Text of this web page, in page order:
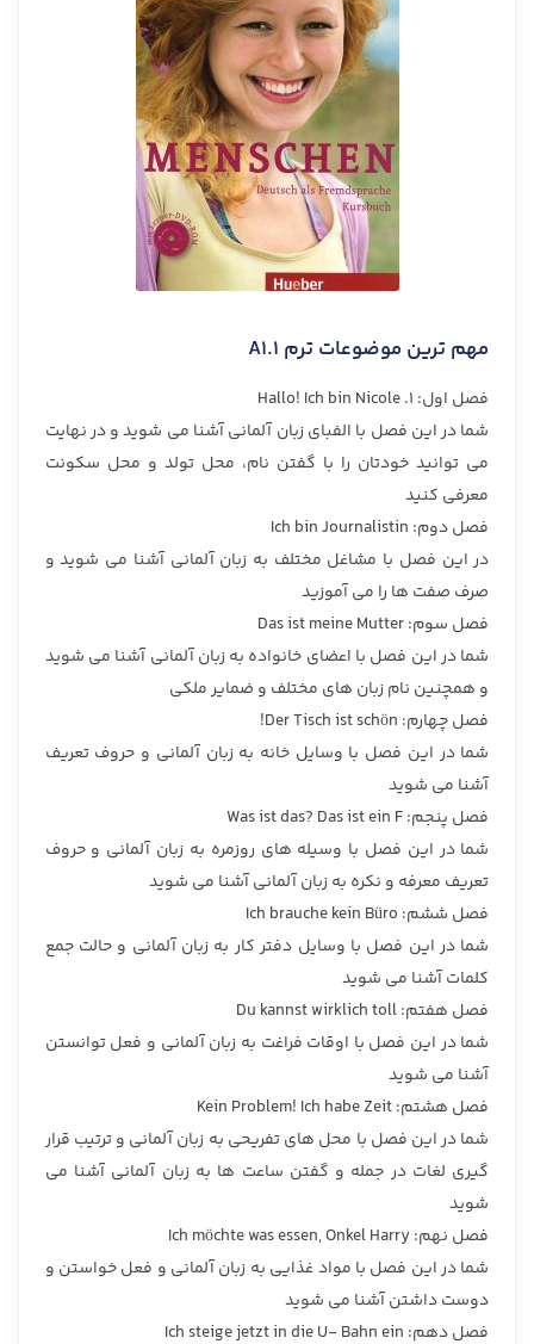
مهم ترین موضوعات ترم A1.1
فصل اول: 1. Hallo! Ich bin Nicole
شما در این فصل با الفبای زبان آلمانی آشنا می شوید و در نهایت
می توانید خودتان را با گفتن نام، محل تولد و محل سکونت
معرفی کنید
فصل دوم: Ich bin Journalistin
در این فصل با مشاغل مختلف به زبان آلمانی آشنا می شوید و
صرف صفت ها را می آموزید
فصل سوم: Das ist meine Mutter
شما در این فصل با اعضای خانواده به زبان آلمانی آشنا می شوید
و همچنین نام زبان های مختلف و ضمایر ملکی
فصل چهارم: Der Tisch ist schön!
شما در این فصل با وسایل خانه به زبان آلمانی و حروف تعریف
آشنا می شوید
فصل پنجم: Was ist das? Das ist ein F
شما در این فصل با وسیله های روزمره به زبان آلمانی و حروف
تعریف معرفه و نکره به زبان آلمانی آشنا می شوید
فصل ششم: Ich brauche kein Büro
شما در این فصل با وسایل دفتر کار به زبان آلمانی و حالت جمع
کلمات آشنا می شوید
فصل هفتم: Du kannst wirklich toll
شما در این فصل با اوقات فراغت به زبان آلمانی و فعل توانستن
آشنا می شوید
فصل هشتم: Kein Problem! Ich habe Zeit
شما در این فصل با محل های تفریحی به زبان آلمانی و ترتیب قرار
گیری لغات در جمله و گفتن ساعت ها به زبان آلمانی آشنا می
شوید
فصل نهم: Ich möchte was essen, Onkel Harry
شما در این فصل با مواد غذایی به زبان آلمانی و فعل خواستن و
دوست داشتن آشنا می شوید
فصل دهم: Ich steige jetzt in die U- Bahn ein